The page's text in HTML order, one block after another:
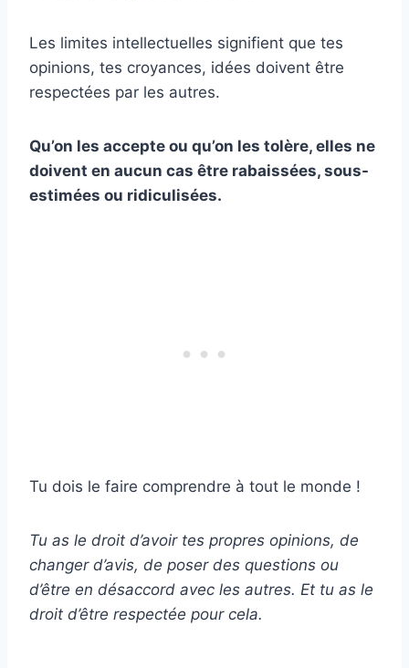
Les limites intellectuelles signifient que tes
opinions, tes croyances, idées doivent être
respectées par les autres.
Qu’on les accepte ou qu’on les tolère, elles ne
doivent en aucun cas être rabaissées, sous-
estimées ou ridiculisées.
Tu dois le faire comprendre à tout le monde !
Tu as le droit d’avoir tes propres opinions, de
changer d’avis, de poser des questions ou
d’être en désaccord avec les autres. Et tu as le
droit d’être respectée pour cela.